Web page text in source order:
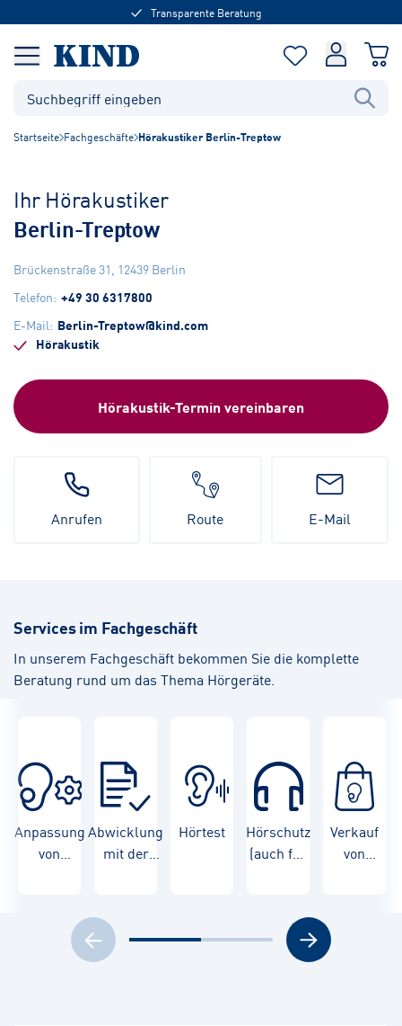
Transparente Beratung
Startseite Fachgeschäfte Hörakustiker Berlin-Treptow
Ihr Hörakustiker
Berlin-Treptow
Brückenstraße 31, 12439 Berlin
Telefon: +49 30 6317800
E-Mail: Berlin-Treptow@kind.com
Hörakustik
Hörakustik-Termin vereinbaren
Anrufen Route E-Mail
Services im Fachgeschäft
In unserem Fachgeschäft bekommen Sie die komplette
Beratung rund um das Thema Hörgeräte.
Anpassung
von
Abwicklung
mit der
Hörtest
Hörschutz
(auch für
Verkauf
von